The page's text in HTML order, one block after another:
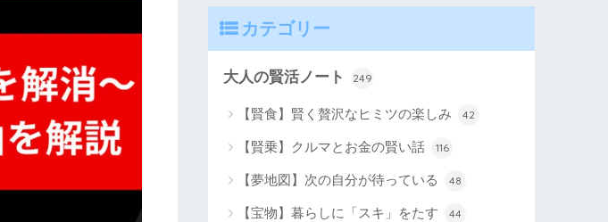
カテゴリー
大人の賢活ノート 249
【賢食】賢く贅沢なヒミツの楽しみ 42
【賢乗】クルマとお金の賢い話 116
【夢地図】次の自分が待っている 48
【宝物】暮らしに「スキ」をたす 44